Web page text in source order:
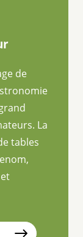
de
La
tables